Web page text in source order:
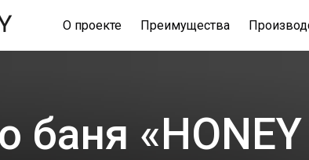
О проекте Преимущества
баня